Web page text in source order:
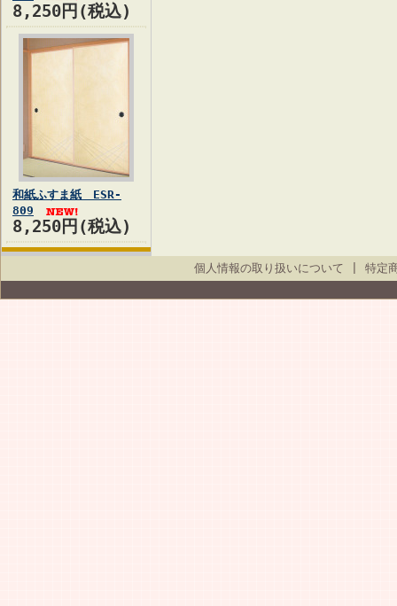
8,250円(税込)
和紙ふすま紙 ESR-
809
8,250円(税込)
個人情報の取り扱いについて 特定